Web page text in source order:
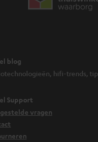
blog
hifi-trends,
Support
vragen